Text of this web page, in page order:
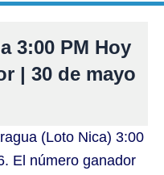
3:00 PM Hoy
| 30 de mayo
(Loto Nica) 3:00
El número ganador